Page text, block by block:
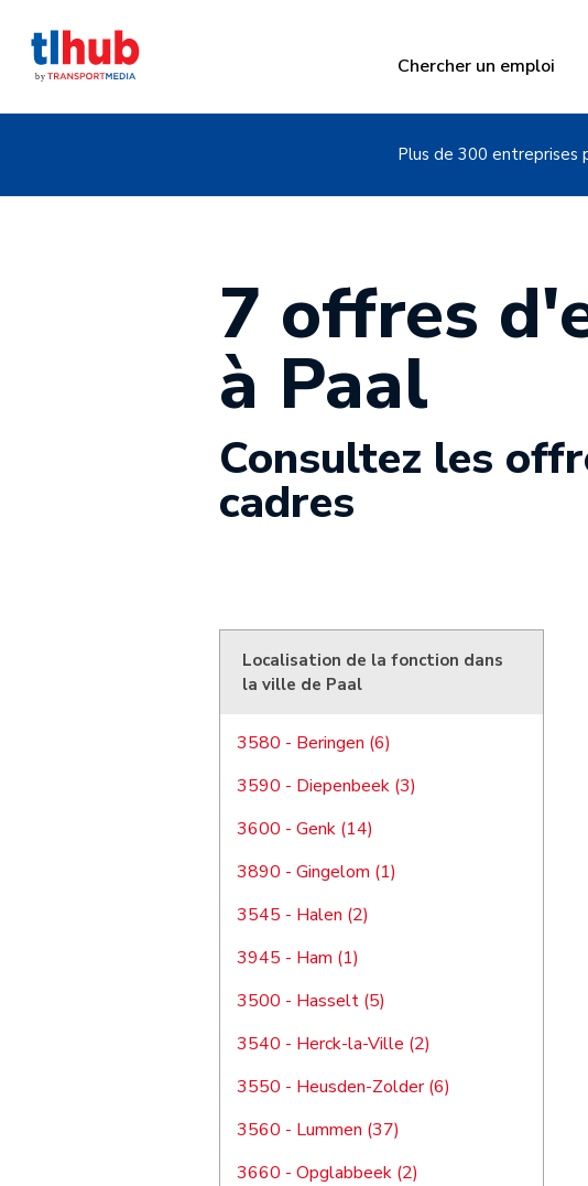
Chercher un emploi
Plus de 300 entreprises
7 offres
à Paal
Consultez les
cadres
Localisation de la fonction dans
la ville de Paal
3580 - Beringen (6)
3590 - Diepenbeek (3)
3600 - Genk (14)
3890 - Gingelom (1)
3545 - Halen (2)
3945 - Ham (1)
3500 - Hasselt (5)
3540 - Herck-la-Ville (2)
3550 - Heusden-Zolder (6)
3560 - Lummen (37)
3660 - Opglabbeek (2)